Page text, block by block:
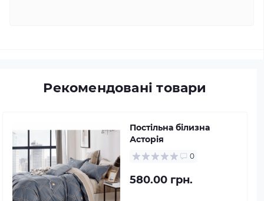
Рекомендовані товари
Постільна білизна
Асторія
0
580.00 грн.